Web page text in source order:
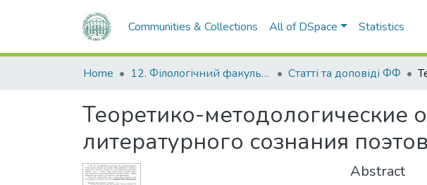
Communities & Collections All of DSpace Statistics
Home 12. Філологічний факультет Статті та доповіді ФФ
Теоретико-методологические
литературного сознания
Abstract